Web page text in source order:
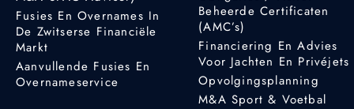
Fusies En Overnames In
De Zwitserse Financiële
Markt
Aanvullende Fusies En
Overnameservice
Beheerde Certificaten
(AMC’s)
Financiering En Advies
Voor Jachten En Privéjets
Opvolgingsplanning
M&A Sport & Voetbal